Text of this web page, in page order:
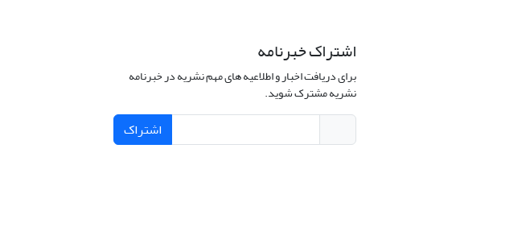
اشتراک خبرنامه
برای دریافت اخبار و اطلاعیه های مهم نشریه در خبرنامه
نشریه مشترک شوید.
اشتراک